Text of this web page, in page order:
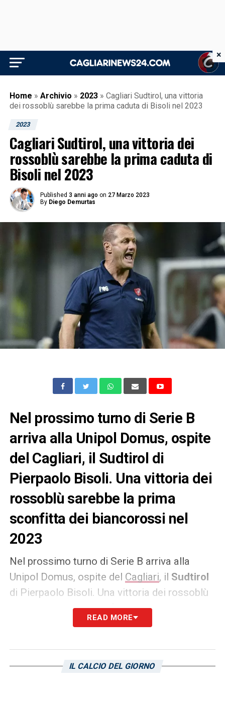
Home » Archivio » 2023 » Cagliari Sudtirol, una vittoria
dei rossoblù sarebbe la prima caduta di Bisoli nel 2023
2023
Cagliari Sudtirol, una vittoria dei
rossoblù sarebbe la prima caduta di
Bisoli nel 2023
Published 3 anni ago on 27 Marzo 2023
By Diego Demurtas
Nel prossimo turno di Serie B
arriva alla Unipol Domus, ospite
del Cagliari, il Sudtirol di
Pierpaolo Bisoli. Una vittoria dei
rossoblù sarebbe la prima
sconfitta dei biancorossi nel
2023
Nel prossimo turno di Serie B arriva alla
Unipol Domus, ospite del Cagliari, il Sudtirol
di Pierpaolo Bisoli. Una vittoria dei rossoblù
sarebbe la prima sconfitta dei biancorossi
nel 2023. Neanche la capolista Frosinone ha
distanti soltanto sei punti, è uno stimolo in
READ MORE
IL CALCIO DEL GIORNO
×